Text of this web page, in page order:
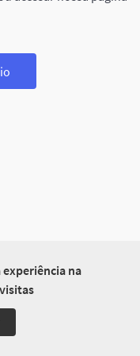
na